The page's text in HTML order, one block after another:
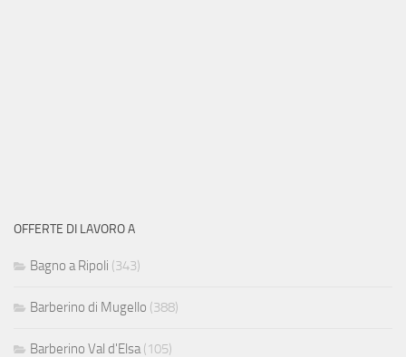
OFFERTE DI LAVORO A
Bagno a Ripoli (343)
Barberino di Mugello (388)
Barberino Val d'Elsa(105)